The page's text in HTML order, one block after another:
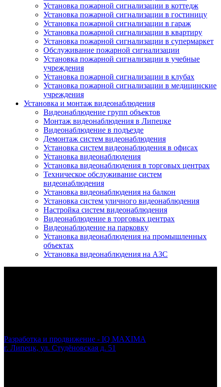
Установка пожарной сигнализации в коттедж
Установка пожарной сигнализации в гостиницу
Установка пожарной сигнализации в гараж
Установка пожарной сигнализации в квартиру
Установка пожарной сигнализации в супермаркет
Обслуживание пожарной сигнализации
Установка пожарной сигнализации в учебные
учреждения
Установка пожарной сигнализации в клубах
Установка пожарной сигнализации в медицинские
учреждения
Установка и монтаж видеонаблюдения
Видеонаблюдение групп объектов
Монтаж видеонаблюдения в Липецке
Видеонаблюдение в подъезде
Демонтаж систем видеонаблюдения
Установка систем видеонаблюдения в офисах
Установка видеонаблюдения
Установка видеонаблюдения в торговых центрах
Техническое обслуживание систем
видеонаблюдения
Установка видеонаблюдения на балкон
Установка систем уличного видеонаблюдения
Настройка систем видеонаблюдения
Видеонаблюдение в торговых центрах
Видеонаблюдение на парковку
Установка видеонаблюдения на промышленных
объектах
Установка видеонаблюдения на АЗС
Разработка и продвижение - IQ MAXIMA
г. Липецк, ул. Студёновская д. 51